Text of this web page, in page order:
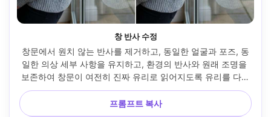
창 반사 수정
창문에서 원치 않는 반사를 제거하고, 동일한 얼굴과 포즈, 동
일한 의상 세부 사항을 유지하고, 환경의 반사와 원래 조명을
보존하여 창문이 여전히 진짜 유리로 읽어지도록 유리를 다듬
다 --ar 4:5
프롬프트 복사